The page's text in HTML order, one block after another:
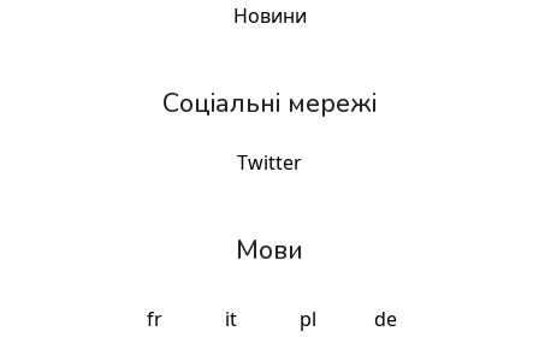
Новини
Соціальні мережі
Twitter
Мови
fr it pl de